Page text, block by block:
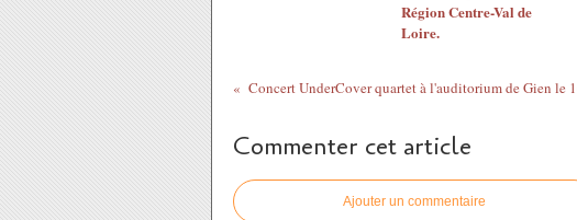
Région Centre-Val de
Loire.
Concert UnderCover quartet à l'auditorium de Gien le
Commenter cet article
Ajouter un commentaire